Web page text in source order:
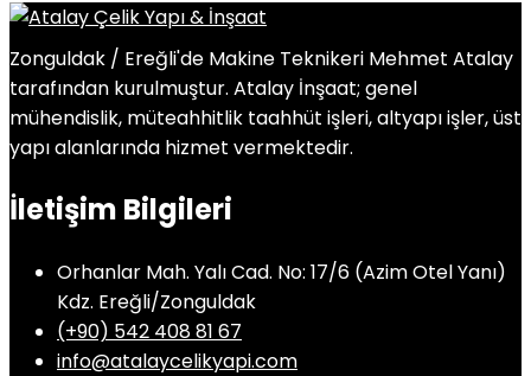
Zonguldak / Ereğli'de Makine Teknikeri Mehmet Atalay
tarafından kurulmuştur. Atalay İnşaat; genel
mühendislik, müteahhitlik taahhüt işleri, altyapı işler, üst
yapı alanlarında hizmet vermektedir.
İletişim Bilgileri
Orhanlar Mah. Yalı Cad. No: 17/6 (Azim Otel Yanı)
Kdz. Ereğli/Zonguldak
(+90) 542 408 81 67
info@atalaycelikyapi.com